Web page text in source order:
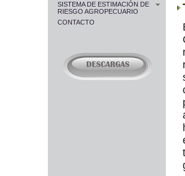
SISTEMA DE ESTIMACIÓN DE
RIESGO AGROPECUARIO
CONTACTO